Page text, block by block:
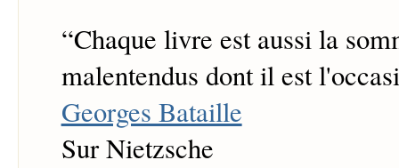
“Chaque livre est aussi la
malentendus dont il est
Georges Bataille
Sur Nietzsche